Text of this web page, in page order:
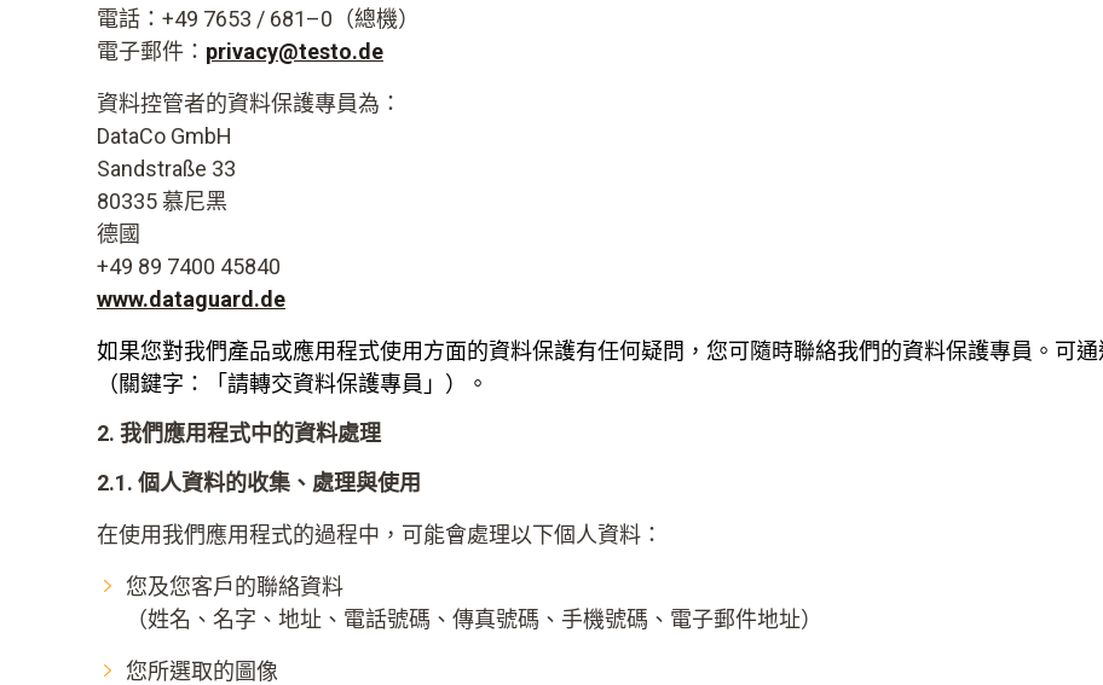
電話：+49 7653 / 681–0（總機）
電子郵件： privacy@testo.de
資料控管者的資料保護專員為：
DataCo GmbH
Sandstraße 33
80335 慕尼黑
德國
+49 89 7400 45840
www.dataguard.de
如果您對我們產品或應用程式使用方面的資料保護有任何疑問，您可隨時聯絡我們的資料保護專員。可
（關鍵字：「請轉交資料保護專員」）。
2. 我們應用程式中的資料處理
2.1. 個人資料的收集、處理與使用
在使用我們應用程式的過程中，可能會處理以下個人資料：
您及您客戶的聯絡資料
（姓名、名字、地址、電話號碼、傳真號碼、手機號碼、電子郵件地址）
您所選取的圖像